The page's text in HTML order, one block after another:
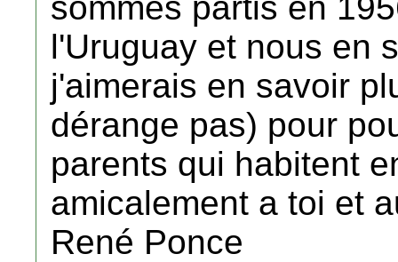
l'Uruguay et nous en
j'aimerais en savoir
dérange pas) pour
parents qui habitent
amicalement a toi et
René Ponce